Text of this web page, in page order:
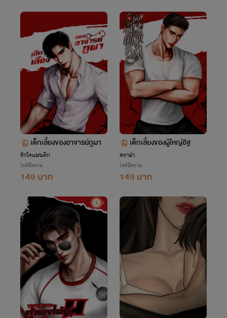
เด็กเลี้ยงของอาจารย์ภูผา
รักโรแมนติก
ไรท์สีคราม
149 บาท
เด็กเลี้ยงของผู้ใหญ่อิฐ
ดราม่า
ไรท์สีคราม
149 บาท